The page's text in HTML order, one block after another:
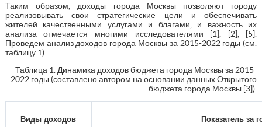
Таким образом, доходы города Москвы позволяют городу
реализовывать свои стратегические цели и обеспечивать
жителей качественными услугами и благами, и важность их
анализа отмечается многими исследователями [1], [2], [5].
Проведем анализ доходов города Москвы за 2015-2022 годы (см.
таблицу 1).
Таблица 1. Динамика доходов бюджета города Москвы за 2015-
2022 годы (составлено автором на основании данных Открытого
бюджета города Москвы [3]).
Виды доходов Показатель за